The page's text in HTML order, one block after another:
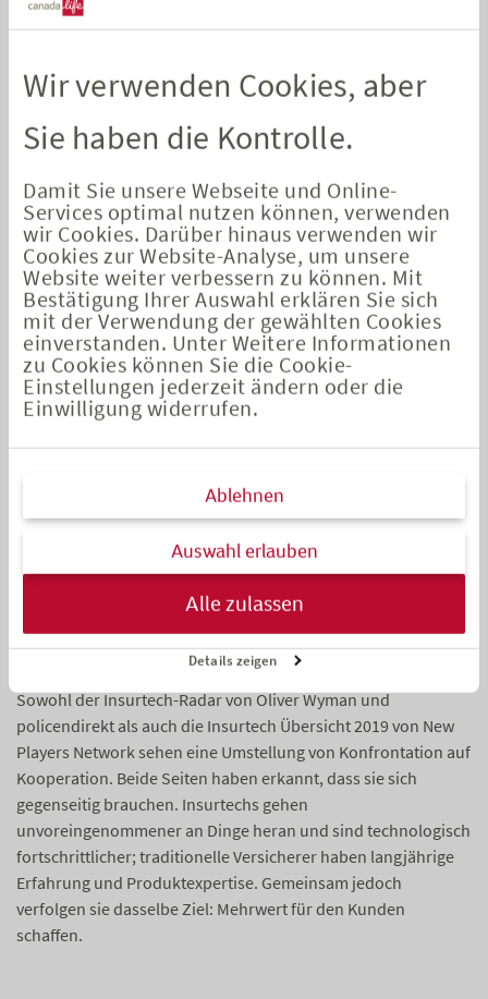
Wir verwenden Cookies, aber
Sie haben die Kontrolle.
Damit Sie unsere Webseite und Online-
Services optimal nutzen können, verwenden
wir Cookies. Darüber hinaus verwenden wir
Cookies zur Website-Analyse, um unsere
Website weiter verbessern zu können. Mit
Bestätigung Ihrer Auswahl erklären Sie sich
mit der Verwendung der gewählten Cookies
einverstanden. Unter Weitere Informationen
zu Cookies können Sie die Cookie-
Einstellungen jederzeit ändern oder die
Einwilligung widerrufen.
Details zeigen
Alle zulassen
Auswahl erlauben
Ablehnen
Verschiedene Phasen der Gründungen
verschiedene Phasen: Anfangs konzentrierten sich Insurtechs
Versicherungsgeschäft zu modernisieren. Doch die
Komplexität der Beratung ließen die Rechnung nicht
aufgehen. In einer zweiten Welle von Neugründungen
befassten sich die Insurtechs damit, betriebliche Abläufe zu
optimieren. Inzwischen hat sich die Ausrichtung verfeinert:
Von 2018 auf 2019 sank die Anzahl der vertrieblichen
Insurtechs von 39 auf 33, während die Anzahl derer, die etwa
auf technologische Angebote ohne Versicherungszulassungen
ausgerichtet waren, oder auch die Anzahl der Assekuradeure
von 39 auf 70 gestiegen ist. Der Vertrieb wurde in mehrere
Unterbereiche, etwa Beratung, Kundenbetreuung oder
Kundenpflege, aufgebrochen. Ebenso untergliederten sich auf
Digitalisierung des Vertragsmanagements.
Kooperation statt Konfrontation
gegenüber den digitalen Marktneulingen groß; inzwischen hat
sich die Einstellung der traditionellen Versicherer gewandelt.
Sowohl der Insurtech-Radar von Oliver Wyman und
policendirekt als auch die Insurtech Übersicht 2019 von New
Players Network sehen eine Umstellung von Konfrontation auf
Kooperation. Beide Seiten haben erkannt, dass sie sich
gegenseitig brauchen. Insurtechs gehen
unvoreingenommener an Dinge heran und sind technologisch
fortschrittlicher; traditionelle Versicherer haben langjährige
Erfahrung und Produktexpertise. Gemeinsam jedoch
verfolgen sie dasselbe Ziel: Mehrwert für den Kunden
schaffen.